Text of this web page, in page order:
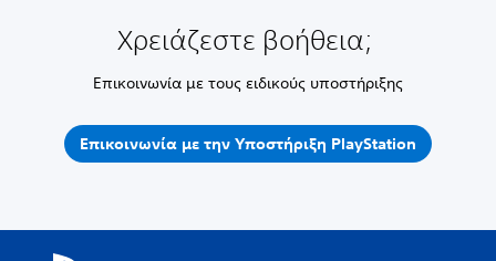
Χρειάζεστε βοήθεια;
Επικοινωνία με τους ειδικούς υποστήριξης
Επικοινωνία με την Υποστήριξη PlayStation